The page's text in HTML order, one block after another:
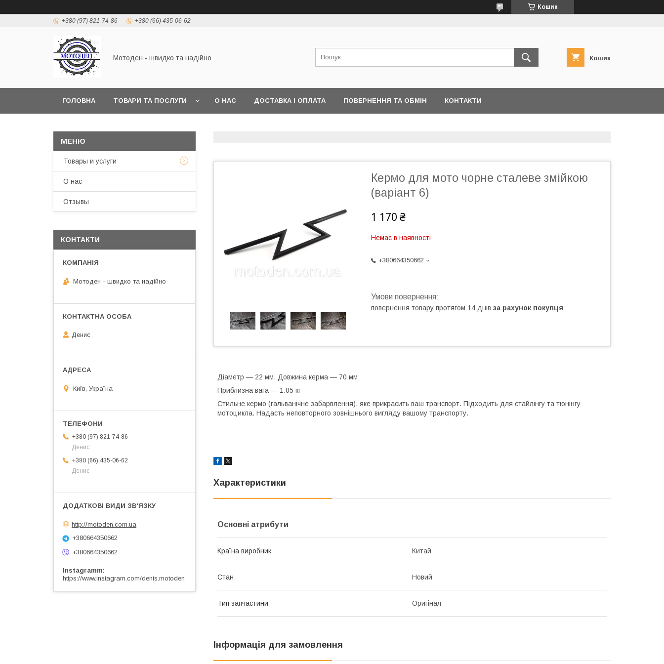
Кошик
+380 (97) 821-74-86 +380 (66) 435-06-62
Мотоден - швидко та надійно Кошик
ГОЛОВНА ТОВАРИ ТА ПОСЛУГИ О НАС ДОСТАВКА І ОПЛАТА ПОВЕРНЕННЯ ТА ОБМІН КОНТАКТИ
Кермо для мото чорне сталеве змійкою
(варіант 6)
1 170 ₴
Немає в наявності
+380664350662
повернення товару протягом 14 днів за рахунок покупця
Діаметр — 22 мм. Довжина керма — 70 мм
Приблизна вага — 1.05 кг
Стильне кермо (гальванічне забарвлення), яке прикрасить ваш транспорт. Підходить для стайлінгу та тюнінгу
мотоцикла. Надасть неповторного зовнішнього вигляду вашому транспорту.
Характеристики
Основні атрибути
Країна виробник Китай
Стан Новий
Тип запчастини Оригінал
Інформація для замовлення
Товары и услуги
О нас
Отзывы
КОНТАКТИ
Мотоден - швидко та надійно
Денис
Київ, Україна
+380 (97) 821-74-86
Денис
+380 (66) 435-06-62
Денис
http://motoden.com.ua
+380664350662
+380664350662
Instagramm
https://www.instagram.com/denis.motoden